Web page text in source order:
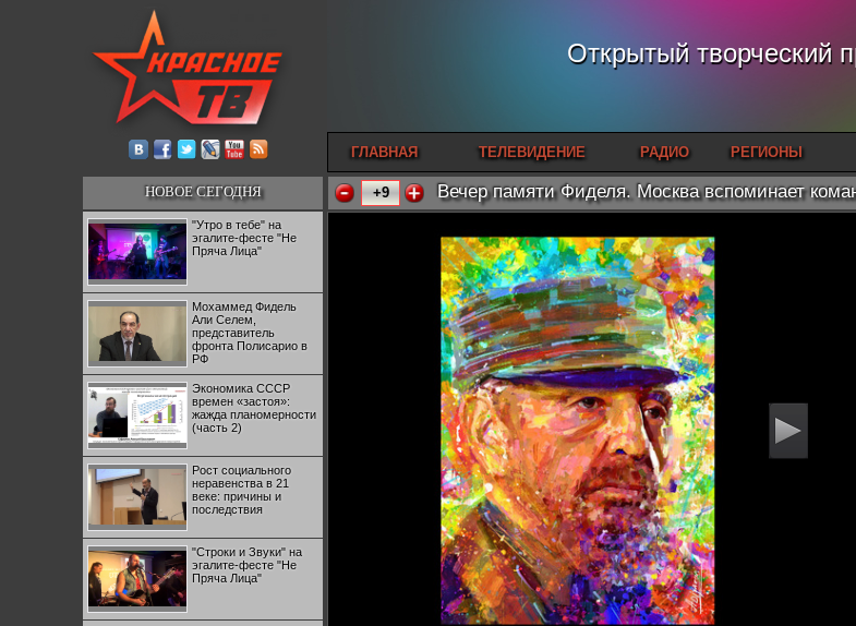
Открытый творческий
ГЛАВНАЯ ТЕЛЕВИДЕНИЕ РАДИО РЕГИОНЫ
НОВОЕ СЕГОДНЯ
"Утро в тебе" на
эгалите-фесте "Не
Пряча Лица"
Мохаммед Фидель
Али Селем,
представитель
фронта Полисарио в
РФ
Экономика СССР
времен «застоя»:
жажда планомерности
(часть 2)
Рост социального
неравенства в 21
веке: причины и
последствия
"Строки и Звуки" на
эгалите-фесте "Не
Пряча Лица"
+9 Вечер памяти Фиделя. Москва вспоминает